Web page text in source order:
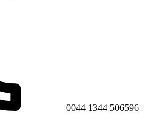
0044 1344 506596